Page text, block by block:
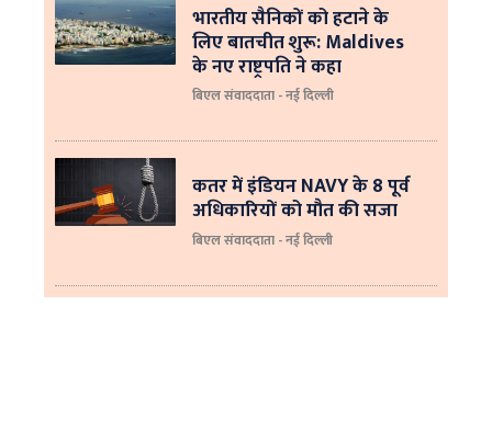
भारतीय सैनिकों को हटाने के
लिए बातचीत शुरू: Maldives
के नए राष्ट्रपति ने कहा
बिएल संवाददाता - नई दिल्‍ली
कतर में इंडियन NAVY के 8 पूर्व
अधिकारियों को मौत की सजा
बिएल संवाददाता - नई दिल्ली